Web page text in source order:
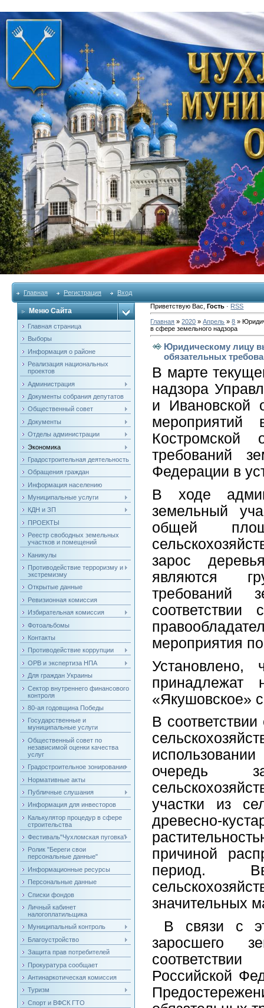
Главная Регистрация Вход
Меню Сайта
Главная страница
Выборы
Информация о районе
Реализация национальных
проектов
Администрация
Документы собрания депутатов
Общественный совет
Документы
Отделы администрации
Экономика
Градостроительная деятельность
Обращения граждан
Информация населению
Муниципальные услуги
КДН и ЗП
ПРОЕКТЫ
Реестр свободных земельных
участков и помещений
Каникулы
Противодействие терроризму и
экстремизму
Открытые данные
Ревизионная комиссия
Избирательная комиссия
Фотоальбомы
Контакты
Противодействие коррупции
ОРВ и экспертиза НПА
Для граждан Украины
Сектор внутреннего финансового
контроля
80-ая годовщина Победы
Государственные и
муниципальные услуги
Общественный совет по
независимой оценки качества
услуг
Градостроительное зонирование
Нормативные акты
Публичные слушания
Информация для инвесторов
Калькулятор процедур в сфере
строительства
Фестиваль"Чухломская пуговка"
Ролик "Береги свои
персональные данные"
Информационные ресурсы
Персональные данные
Списки фондов
Личный кабинет
налогоплатильщика
Муниципальный контроль
Благоустройство
Защита прав потребителей
Прокуратура сообщает
Антинаркотическая комиссия
Туризм
Спорт и ВФСК ГТО
Приветствую Вас ,Гость · RSS
Главная »2020 » Апрель » 8 »
в сфере земельного надзора
Юридическому лицу
обязательных
В марте
надзора
и Ивановской
мероприятий
Костромской
требований
Федерации в
В ходе
земельный
общей
зарос
являются
требований
соответствии
мероприятия
Установлено,
«Якушовское»
В
очередь
участки из
древесно-
причиной
период.
значительных
В связи с
заросшего
Российской